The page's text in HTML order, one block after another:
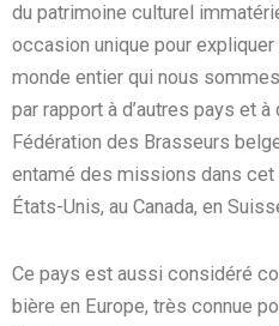
du patrimoine culturel
occasion unique pour
monde entier qui nous
par rapport à d’autres pays et
Fédération des Brasseurs
entamé des missions dans
États-Unis, au Canada, en
Ce pays est aussi considéré
bière en Europe, très connue